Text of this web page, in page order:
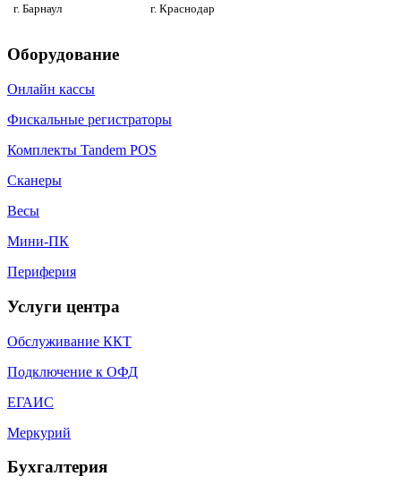
г. Барнаул г. Краснодар
Оборудование
Онлайн кассы
Фискальные регистраторы
Комплекты Tandem POS
Сканеры
Весы
Мини-ПК
Периферия
Услуги центра
Обслуживание ККТ
Подключение к ОФД
ЕГАИС
Меркурий
Бухгалтерия